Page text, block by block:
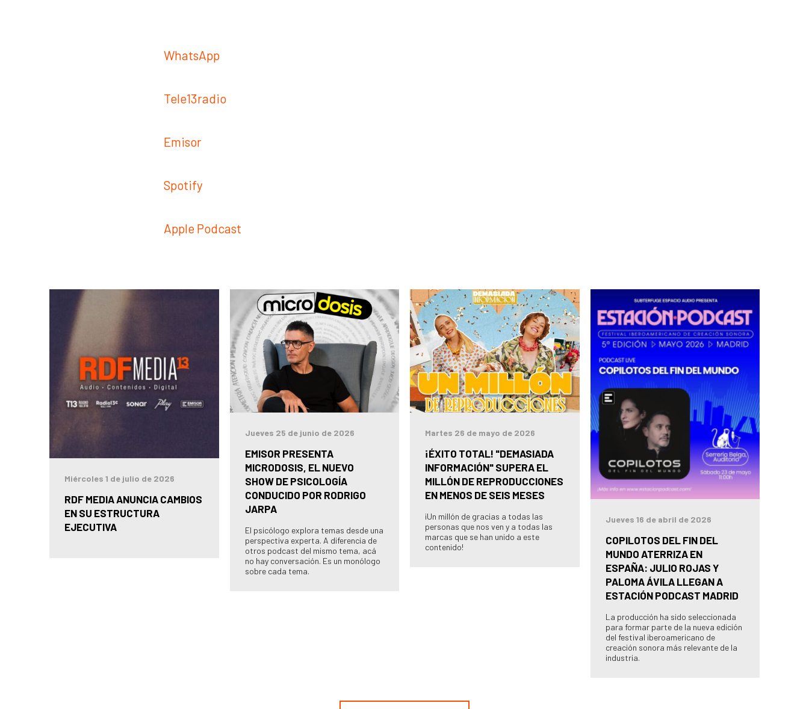
WhatsApp
Tele13radio
Emisor
Spotify
Apple Podcast
Miércoles 1 de julio de 2026
RDF MEDIA ANUNCIA CAMBIOS
EN SU ESTRUCTURA
EJECUTIVA
Jueves 25 de junio de 2026
EMISOR PRESENTA
MICRODOSIS, EL NUEVO
SHOW DE PSICOLOGÍA
CONDUCIDO POR RODRIGO
JARPA
El psicólogo explora temas desde una
perspectiva experta. A diferencia de
otros podcast del mismo tema, acá
no hay conversación. Es un monólogo
sobre cada tema.
Martes 26 de mayo de 2026
¡ÉXITO TOTAL! "DEMASIADA
INFORMACIÓN" SUPERA EL
MILLÓN DE REPRODUCCIONES
EN MENOS DE SEIS MESES
¡Un millón de gracias a todas las
personas que nos ven y a todas las
marcas que se han unido a este
contenido!
Jueves 16 de abril de 2026
COPILOTOS DEL FIN DEL
MUNDO ATERRIZA EN
ESPAÑA: JULIO ROJAS Y
PALOMA ÁVILA LLEGAN A
ESTACIÓN PODCAST MADRID
La producción ha sido seleccionada
para formar parte de la nueva edición
del festival iberoamericano de
creación sonora más relevante de la
industria.